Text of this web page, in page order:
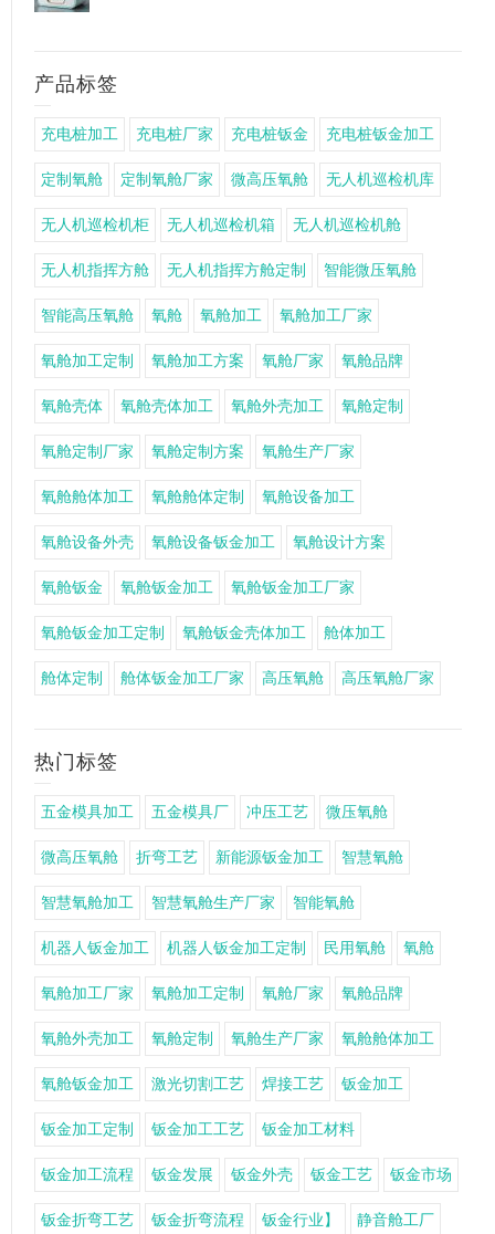
产品标签
充电桩加工 充电桩厂家 充电桩钣金 充电桩钣金加工
定制氧舱 定制氧舱厂家 微高压氧舱 无人机巡检机库
无人机巡检机柜 无人机巡检机箱 无人机巡检机舱
无人机指挥方舱 无人机指挥方舱定制 智能微压氧舱
智能高压氧舱 氧舱 氧舱加工 氧舱加工厂家
氧舱加工定制 氧舱加工方案 氧舱厂家 氧舱品牌
氧舱壳体 氧舱壳体加工 氧舱外壳加工 氧舱定制
氧舱定制厂家 氧舱定制方案 氧舱生产厂家
氧舱舱体加工 氧舱舱体定制 氧舱设备加工
氧舱设备外壳 氧舱设备钣金加工 氧舱设计方案
氧舱钣金 氧舱钣金加工 氧舱钣金加工厂家
氧舱钣金加工定制 氧舱钣金壳体加工 舱体加工
舱体定制 舱体钣金加工厂家 高压氧舱 高压氧舱厂家
热门标签
五金模具加工 五金模具厂 冲压工艺 微压氧舱
微高压氧舱 折弯工艺 新能源钣金加工 智慧氧舱
智慧氧舱加工 智慧氧舱生产厂家 智能氧舱
机器人钣金加工 机器人钣金加工定制 民用氧舱 氧舱
氧舱加工厂家 氧舱加工定制 氧舱厂家 氧舱品牌
氧舱外壳加工 氧舱定制 氧舱生产厂家 氧舱舱体加工
氧舱钣金加工 激光切割工艺 焊接工艺 钣金加工
钣金加工定制 钣金加工工艺 钣金加工材料
钣金加工流程 钣金发展 钣金外壳 钣金工艺 钣金市场
钣金折弯工艺 钣金折弯流程 钣金行业】 静音舱工厂